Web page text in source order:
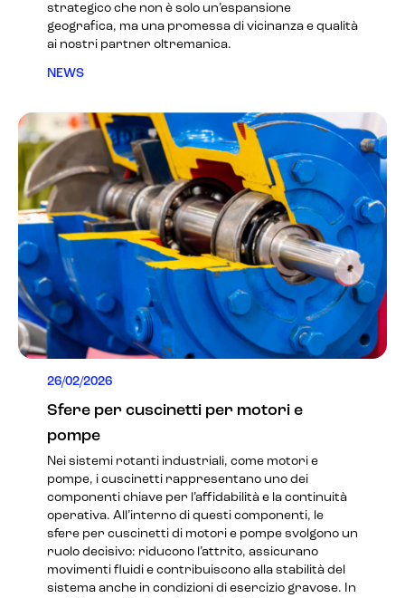
strategico che non è solo un’espansione
geografica, ma una promessa di vicinanza e qualità
ai nostri partner oltremanica.
NEWS
26/02/2026
Sfere per cuscinetti per motori e
pompe
Nei sistemi rotanti industriali, come motori e
pompe, i cuscinetti rappresentano uno dei
componenti chiave per l’affidabilità e la continuità
operativa. All’interno di questi componenti, le
sfere per cuscinetti di motori e pompe svolgono un
ruolo decisivo: riducono l’attrito, assicurano
movimenti fluidi e contribuiscono alla stabilità del
sistema anche in condizioni di esercizio gravose. In